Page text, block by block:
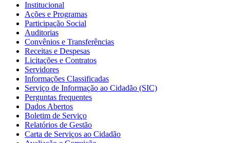
Institucional
Ações e Programas
Participação Social
Auditorias
Convênios e Transferências
Receitas e Despesas
Licitações e Contratos
Servidores
Informações Classificadas
Serviço de Informação ao Cidadão (SIC)
Perguntas frequentes
Dados Abertos
Boletim de Serviço
Relatórios de Gestão
Carta de Serviços ao Cidadão